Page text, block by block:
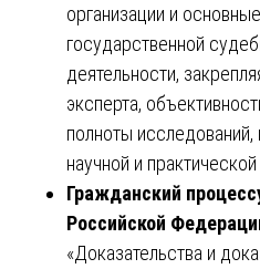
организации и
государственной
деятельности,
эксперта,
полноты
научной и
Гражданский
Российской
«Доказательства и